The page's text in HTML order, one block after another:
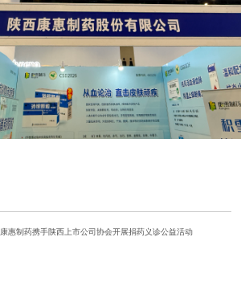
惠制药携手陕西上市公司协会开展捐药义诊公益活动